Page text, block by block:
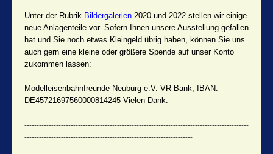
Unter der Rubrik Bildergalerien 2020 und 2022 stellen wir einige
neue Anlagenteile vor. Sofern Ihnen unsere Ausstellung gefallen
hat und Sie noch etwas Kleingeld übrig haben, können Sie uns
auch gern eine kleine oder größere Spende auf unser Konto
zukommen lassen:
Modelleisenbahnfreunde Neuburg e.V. VR Bank, IBAN:
DE45721697560000814245 Vielen Dank.
--------------------------------------------------------------------------------------------
---------------------------------------------------------------------